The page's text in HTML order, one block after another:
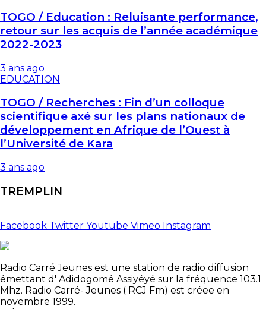
TOGO / Education : Reluisante performance,
retour sur les acquis de l’année académique
2022-2023
3 ans ago
EDUCATION
TOGO / Recherches : Fin d’un colloque
scientifique axé sur les plans nationaux de
développement en Afrique de l’Ouest à
l’Université de Kara
3 ans ago
TREMPLIN
Facebook Twitter Youtube Vimeo Instagram
Radio Carré Jeunes est une station de radio diffusion
émettant d' Adidogomé Assiyéyé sur la fréquence 103.1
Mhz. Radio Carré- Jeunes ( RCJ Fm) est créee en
novembre 1999.